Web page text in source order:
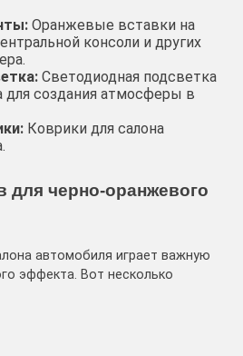
Оранжевые вставки на
консоли и других
Светодиодная подсветка
для создания атмосферы в
Коврики для салона
черно-оранжевого
автомобиля играет важную
эффекта․ Вот несколько